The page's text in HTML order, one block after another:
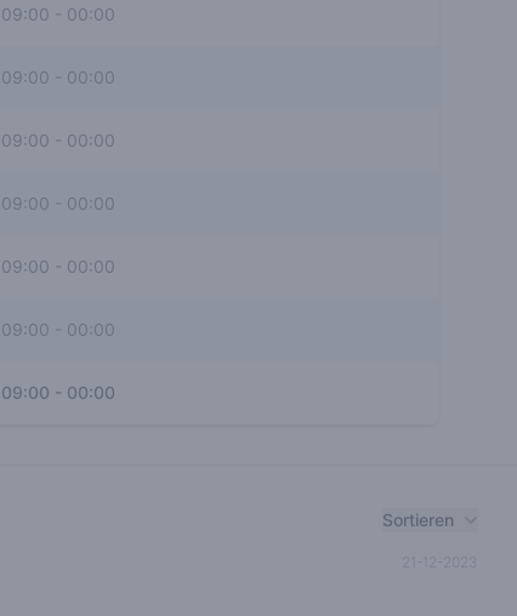
09:00 - 00:00
09:00 00:00
09:00 - 00:00
09:00 00:00
09:00 - 00:00
09:00 00:00
09:00 - 00:00
Sortieren
21-12-2023